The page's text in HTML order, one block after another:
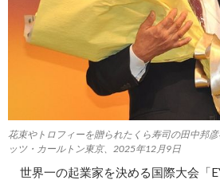
花束やトロフィーを贈られたくら寿司の田中邦
ッツ・カールトン東京、2025年12月9日
世界一の起業家を決める国際大会「